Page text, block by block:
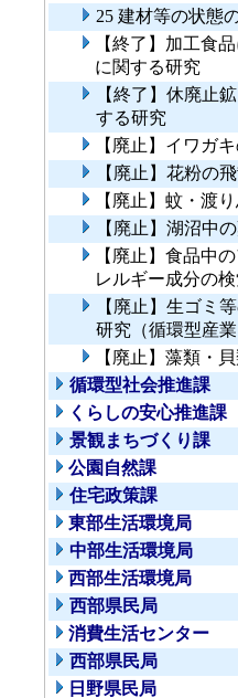
25 建材等の状態
【終了】加工食
に関する研究
【終了】休廃止
する研究
【廃止】イワガ
【廃止】花粉の
【廃止】蚊・渡
【廃止】湖沼中
【廃止】食品中
レルギー成分の
【廃止】生ゴミ
研究（循環型産
【廃止】藻類・
循環型社会推進課
くらしの安心推進課
景観まちづくり課
公園自然課
住宅政策課
東部生活環境局
中部生活環境局
西部生活環境局
西部県民局
消費生活センター
西部県民局
日野県民局